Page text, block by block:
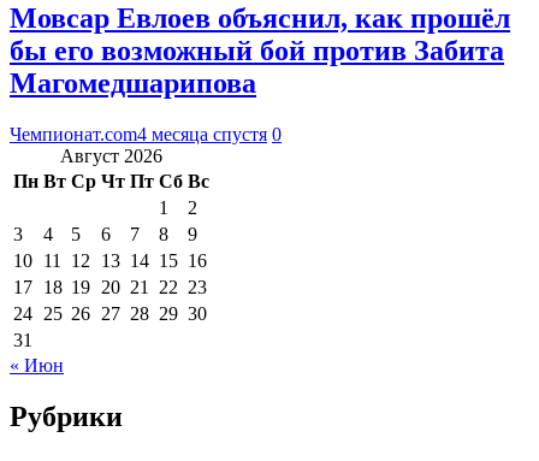
Мовсар Евлоев объяснил, как прошёл
бы его возможный бой против Забита
Магомедшарипова
Чемпионат.com4 месяца спустя 0
Август 2026
Пн Вт Ср Чт Пт Сб Вс
1
2
3
4 5 6 7 8
9
10 11 12 13 14 15 16
17 18 19 20 21 22 23
24 25 26 27 28 29 30
31
« Июн
Рубрики